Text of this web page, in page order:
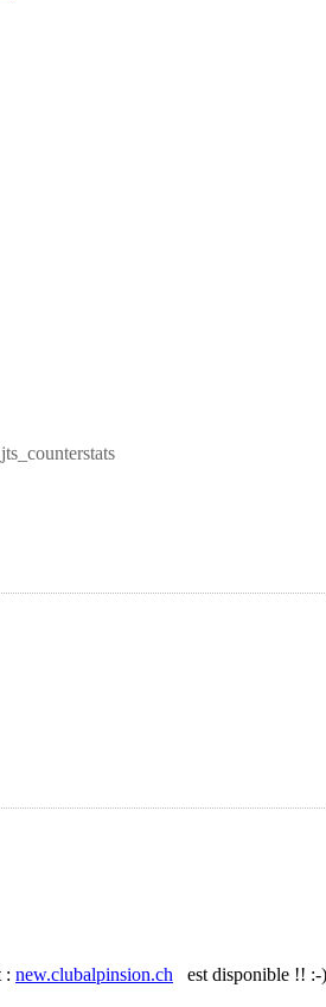
: new.clubalpinsion.ch est disponible !! :-